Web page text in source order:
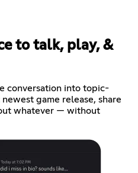
to talk, play, &
conversation into topic-
game release, share
whatever — without